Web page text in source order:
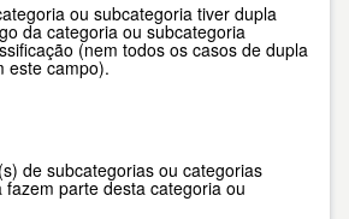
ou subcategoria tiver dupla
da categoria ou subcategoria
(nem todos os casos de dupla
este campo).
de subcategorias ou categorias
parte desta categoria ou